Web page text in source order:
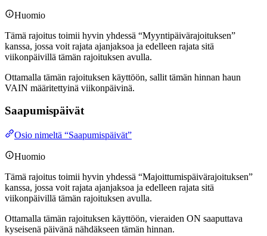
Huomio
Tämä rajoitus toimii hyvin yhdessä “Myyntipäivärajoituksen”
kanssa, jossa voit rajata ajanjaksoa ja edelleen rajata sitä
viikonpäivillä tämän rajoituksen avulla.
Ottamalla tämän rajoituksen käyttöön, sallit tämän hinnan haun
VAIN määritettyinä viikonpäivinä.
Saapumispäivät
Osio nimeltä “Saapumispäivät”
Huomio
Tämä rajoitus toimii hyvin yhdessä “Majoittumispäivärajoituksen”
kanssa, jossa voit rajata ajanjaksoa ja edelleen rajata sitä
viikonpäivillä tämän rajoituksen avulla.
Ottamalla tämän rajoituksen käyttöön, vieraiden ON saaputtava
kyseisenä päivänä nähdäkseen tämän hinnan.